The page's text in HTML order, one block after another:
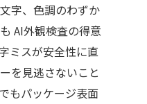
字、色調のわずか
AI外観検査の得意
ミスが安全性に直
を見逃さないこと
もパッケージ表面